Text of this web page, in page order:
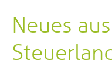
Neues